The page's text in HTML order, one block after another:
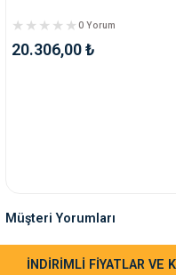
0 Yorum
20.306,00 ₺
Müşteri Yorumları
Sa**** Ta******
İNDİRİMLİ FİYATLAR VE